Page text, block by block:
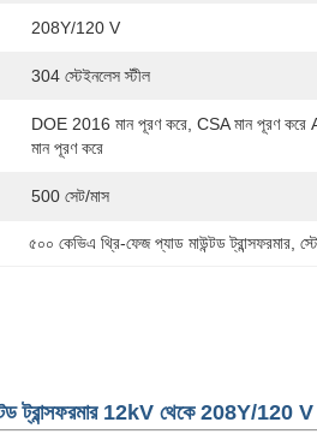
208Y/120 V
304 স্টেইনলেস স্টীল
DOE 2016 মান পূরণ করে, CSA মান পূরণ
মান পূরণ করে
500 সেট/মাস
৫০০ কেভিএ থ্রি-ফেজ প্যাড মাউন্টড ট্রান্সফরমার ,
ট্রান্সফরমার 12kV থেকে 208Y/120 V